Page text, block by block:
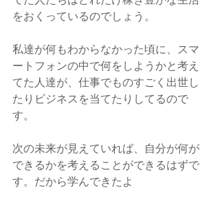
をおくっているのでしょう。
私達が何もわからなかった頃に、スマ
ートフォンの中で何をしようかと考え
てた人達が、仕事でものすごく出世し
たりビジネスを当てたりしてるので
す。
次の未来が見えていれば、自分が何が
できるかを考えることができるはずで
す。だから学んできたよ